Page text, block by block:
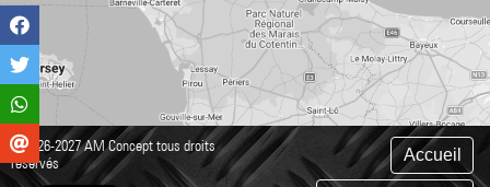
©2026-2027 AM Concept tous droits
réservés
Accueil